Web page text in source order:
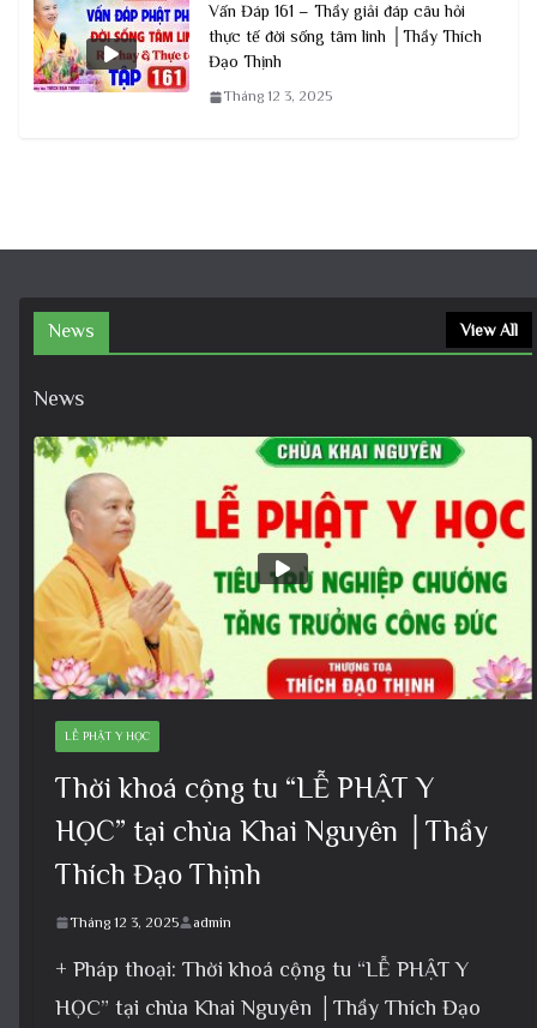
Vấn Đáp 161 – Thầy giải đáp câu hỏi
thực tế đời sống tâm linh │Thầy Thích
Đạo Thịnh
Tháng 12 3, 2025
News View All
News
LỄ PHẬT Y HỌC
Thời khoá cộng tu “LỄ PHẬT Y
HỌC” tại chùa Khai Nguyên │Thầy
Thích Đạo Thịnh
Tháng 12 3, 2025 admin
+ Pháp thoại: Thời khoá cộng tu “LỄ PHẬT Y
HỌC” tại chùa Khai Nguyên │Thầy Thích Đạo